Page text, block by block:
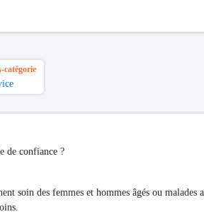
catégorie
de confiance ?
soin des femmes et hommes âgés ou